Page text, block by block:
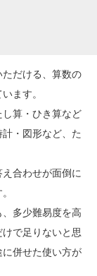
だける、算数の
ます。
算・ひき算など
・図形など、た
合わせが面倒に
多少難易度を高
で足りないと思
併せた使い方が